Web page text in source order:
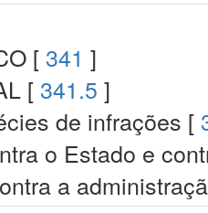
[ 341 ]
[ 341.5 ]
de infrações [
o Estado e
a